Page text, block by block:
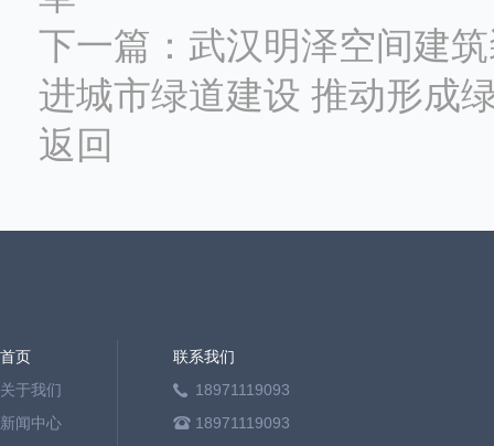
下一篇： 武汉明泽空间建
进城市绿道建设 推动形成
返回
首页
关于我们
新闻中心
联系我们
18971119093
18971119093